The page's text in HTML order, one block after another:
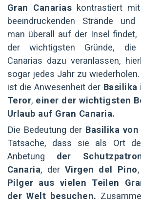
Gran Canarias kontrastiert
beeindruckenden Strände
man überall auf der Insel
der wichtigsten Gründe, die
Canarias dazu veranlassen,
sogar jedes Jahr zu
ist die Anwesenheit der
Teror, einer der wichtigsten
Urlaub auf Gran Canaria.
Die Bedeutung der Basilika
Tatsache, dass sie als Ort
Anbetung der
Canaria, derVirgen del Pino
Pilger aus vielen Teilen
der Welt besuchen.